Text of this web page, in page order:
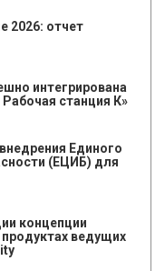
2026: отчет
интегрирована
станция К»
Единого
(ЕЦИБ) для
концепции
ведущих